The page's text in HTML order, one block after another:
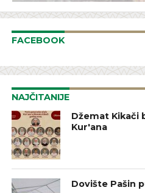
FACEBOOK
NAJČITANIJE
Džemat Kikači
Kur'ana
Dovište Pašin